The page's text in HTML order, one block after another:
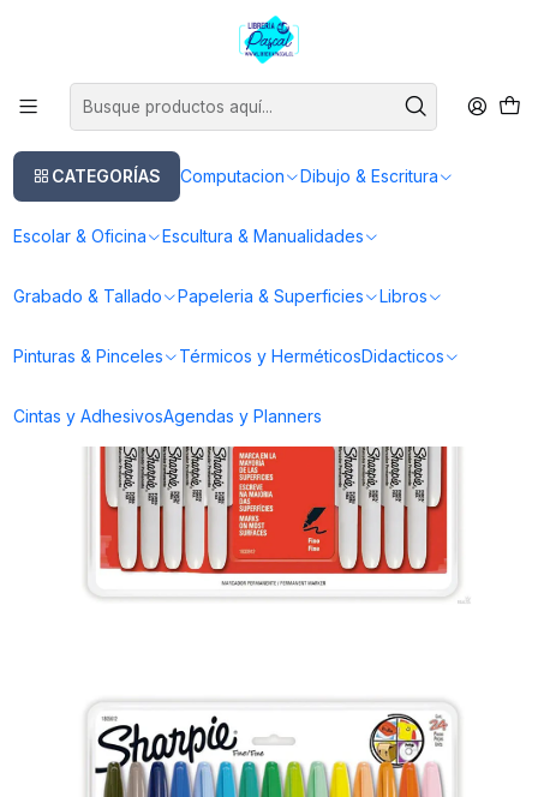
CATEGORÍAS Computacion Dibujo & Escritura
Escolar & Oficina Escultura & Manualidades
Grabado & Tallado Papeleria & Superficies Libros
Pinturas & Pinceles Térmicos y HerméticosDidacticos
Cintas y AdhesivosAgendas y Planners
Este es el texto del slide
Set 24 Marcadores Permanentes Punta Fina Colores